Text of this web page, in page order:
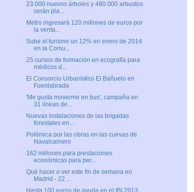
23.000 nuevos árboles y 480.000 arbustos
serán pla...
Metro ingresará 120 millones de euros por
la venta...
Sube el turismo un 12% en enero de 2014
en la Comu...
25 cursos de formación en ecografía para
médicos d...
El Consorcio Urbanístico El Bañuelo en
Fuenlabrada
'Me gusta moverme en bus', campaña en
31 líneas de...
Nuevas instalaciones de las brigadas
forestales en...
Polémica por las obras en las cuevas de
Navalcarnero
162 millones para prestaciones
económicas para per...
Qué hacer o ver este fin de semana en
Madrid - 22 ...